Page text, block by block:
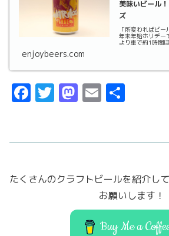
美味いビール
ズ
「所変わればビ
年末年始ホリデー
より車で約1時間
enjoybeers.com
F
e
b
o
T
t
er
M
o
o
n
E
l
たくさんのクラフトビールを紹介し
お願いします！
Buy Me a